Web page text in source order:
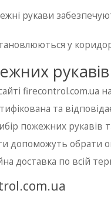
рукави
у
firecontrol.com.ua
та
пожежних рукавів
допоможуть
доставка по всій